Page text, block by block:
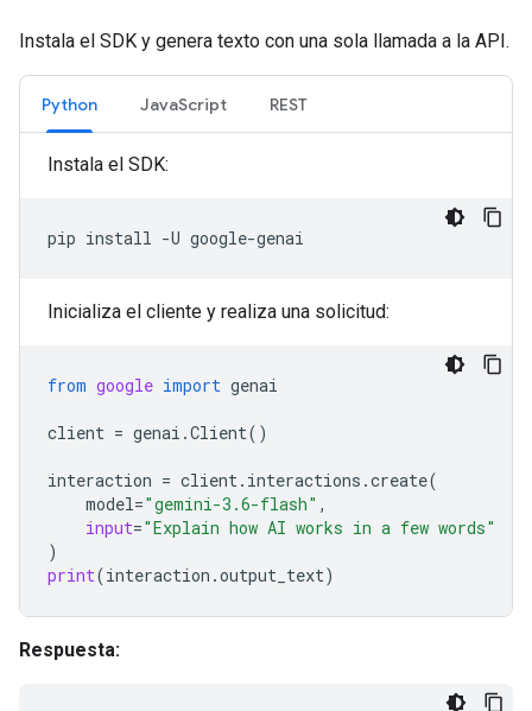
Instala el SDK y genera texto con una sola llamada a la API.
Python JavaScript REST
Instala el SDK:
pip install -U
Inicializa el cliente y realiza una solicitud:
from google import genai
client = genai .Client()
interaction = client. interactions .create(
model="gemini-3.6-flash" ,
input="Explain how AI works in a few words"
)
print(interaction .output_text)
Respuesta: